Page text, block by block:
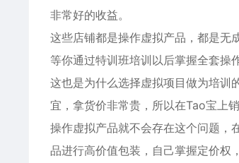
非常好的收益。
这些店铺都是操作虚拟产品，都是无
等你通过特训班培训以后掌握全套操
这也是为什么选择虚拟项目做为培训
宜，拿货价非常贵，所以在Tao宝上
操作虚拟产品就不会存在这个问题，
品进行高价值包装，自己掌握定价权